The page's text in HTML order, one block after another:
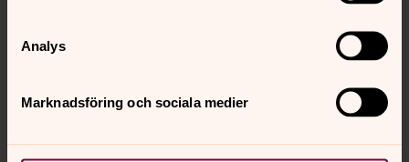
Analys
Marknadsföring och sociala medier
Sociala kanaler